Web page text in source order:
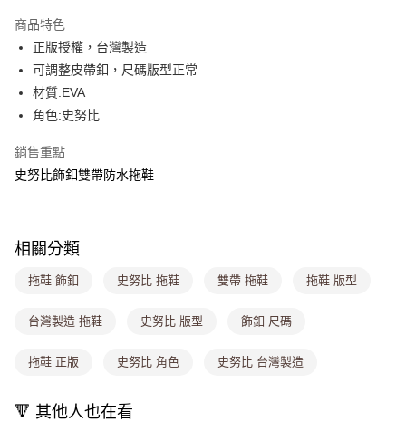
Apple Pay
街口支付
悠遊付
Google Pay
大哥付你分期
2.付款方式選擇「大哥付你分期」，訂單成立後會自動跳轉到大哥付的交易
成交易。
4.訂單成立30分鐘內，如未前往確認交易或遇審核未通過，訂單將自動取
【繳款方式說明】
2.透過簡訊連結打開帳單後，可選擇「超商條碼／台灣大直營門市／銀行轉
運送方式
每筆NT$80，滿NT$699(含以上)免運費
付款後全家取貨
萊爾富取貨付款
商品特色
正版授權，台灣製造
可調整皮帶釦，尺碼版型正常
材質:EVA
角色:史努比
銷售重點
史努比飾釦雙帶防水拖鞋
相關分類
拖鞋 飾釦 史努比 拖鞋 雙帶 拖鞋 拖鞋 版型
台灣製造 拖鞋 史努比 版型 飾釦 尺碼
拖鞋 正版 史努比 角色 史努比 台灣製造
🔻 其他人也在看